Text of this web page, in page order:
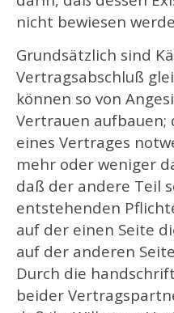
nicht bewiesen
Grundsätzlich sind
Vertragsabschluß
können so von
Vertrauen aufbauen;
eines Vertrages
mehr oder weniger
daß der andere Teil
entstehenden
auf der einen Seite
auf der anderen
Durch die
beider